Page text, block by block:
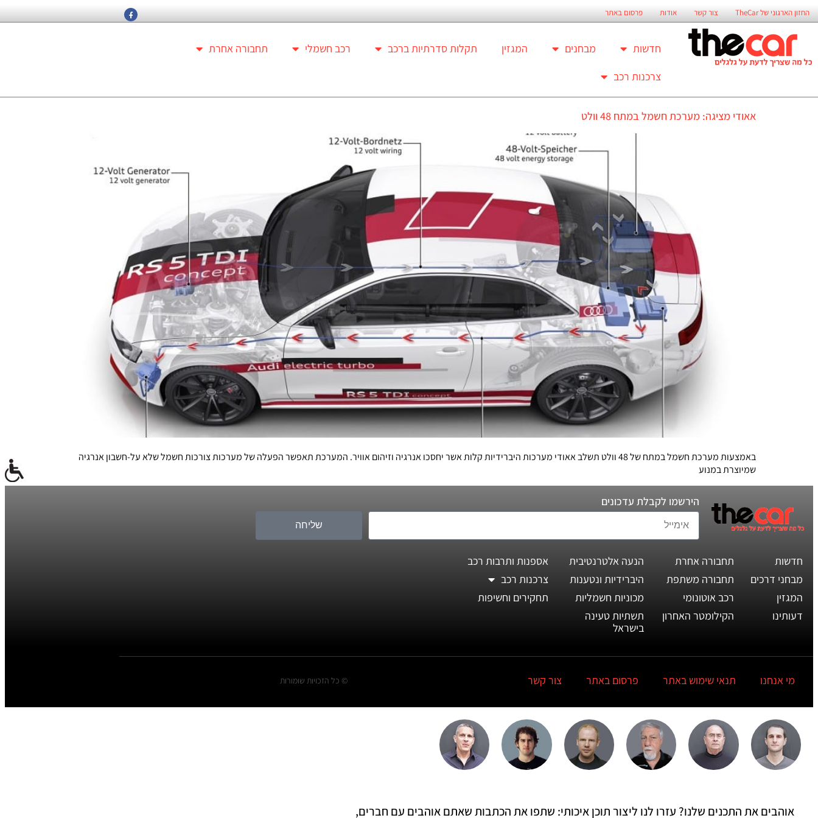
החזון הארגוני של TheCar צור קשר אודות פרסום באתר
חדשות מבחנים המגזין תקלות סדרתיות ברכב רכב חשמלי
תחבורה אחרת
צרכנות רכב
אאודי מציגה: מערכת חשמל במתח 48 וולט
באמצעות מערכת חשמל במתח של 48 וולט תשלב אאודי מערכות היברידיות קלות אשר יחסכו אנרגיה וזיהום אוויר. המערכת תאפשר הפעלה של מערכות צורכות חשמל שלא על-חשבון אנרגיה
שמיוצרת במנוע
הירשמו לקבלת עדכונים
שליחה
חדשות
מבחני דרכים
המגזין
דעותינו
תחבורה אחרת
תחבורה משתפת
רכב אוטונומי
הקילומטר האחרון
הנעה אלטרנטיבית
היברידיות ונטענות
מכוניות חשמליות
תשתיות טעינה
בישראל
אספנות ותרבות רכב
צרכנות רכב
תחקירים וחשיפות
מי אנחנו תנאי שימוש באתר פרסום באתר צור קשר © כל הזכויות שומורות
אוהבים את התכנים שלנו? עזרו לנו ליצור תוכן איכותי: שתפו את הכתבות שאתם אוהבים עם חברים,